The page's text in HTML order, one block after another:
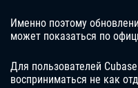
Именно поэтому
может показаться по
Для пользователей
восприниматься не как